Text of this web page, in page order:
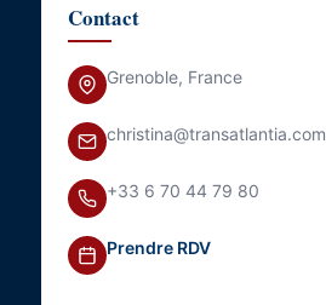
Contact
Grenoble, France
christina@transatlantia.com
+33 6 70 44 79 80
Prendre RDV